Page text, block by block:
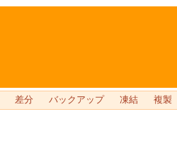
差分 バックアップ 凍結 複製